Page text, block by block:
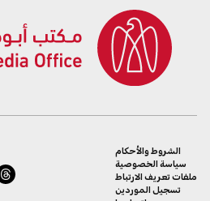
الشروط والأحكام
سياسة الخصوصية
ملفات تعريف الارتباط
تسجيل الموردين